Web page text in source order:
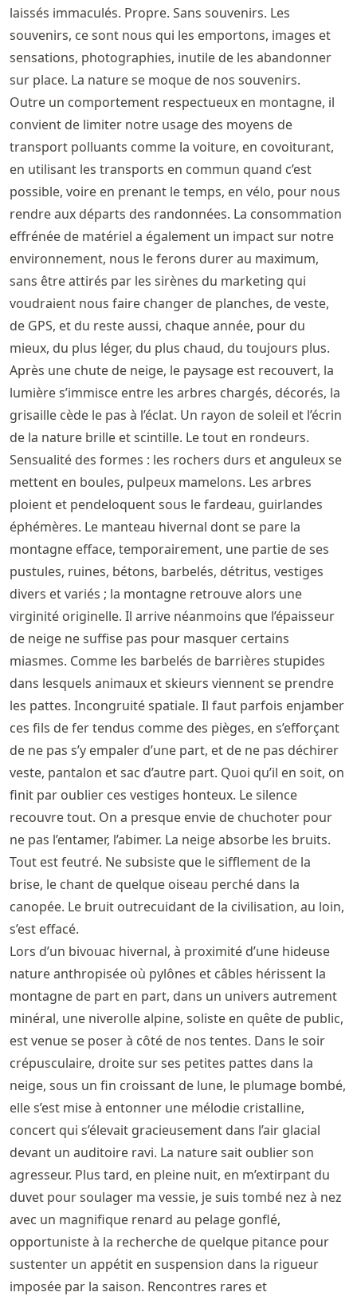
laissés immaculés. Propre. Sans souvenirs. Les
souvenirs, ce sont nous qui les emportons, images et
sensations, photographies, inutile de les abandonner
sur place. La nature se moque de nos souvenirs.
Outre un comportement respectueux en montagne, il
convient de limiter notre usage des moyens de
transport polluants comme la voiture, en covoiturant,
en utilisant les transports en commun quand c’est
possible, voire en prenant le temps, en vélo, pour nous
rendre aux départs des randonnées. La consommation
effrénée de matériel a également un impact sur notre
environnement, nous le ferons durer au maximum,
sans être attirés par les sirènes du marketing qui
voudraient nous faire changer de planches, de veste,
de GPS, et du reste aussi, chaque année, pour du
mieux, du plus léger, du plus chaud, du toujours plus.
Après une chute de neige, le paysage est recouvert, la
lumière s’immisce entre les arbres chargés, décorés, la
grisaille cède le pas à l’éclat. Un rayon de soleil et l’écrin
de la nature brille et scintille. Le tout en rondeurs.
Sensualité des formes : les rochers durs et anguleux se
mettent en boules, pulpeux mamelons. Les arbres
ploient et pendeloquent sous le fardeau, guirlandes
éphémères. Le manteau hivernal dont se pare la
montagne efface, temporairement, une partie de ses
pustules, ruines, bétons, barbelés, détritus, vestiges
divers et variés ; la montagne retrouve alors une
virginité originelle. Il arrive néanmoins que l’épaisseur
de neige ne suffise pas pour masquer certains
miasmes. Comme les barbelés de barrières stupides
dans lesquels animaux et skieurs viennent se prendre
les pattes. Incongruité spatiale. Il faut parfois enjamber
ces fils de fer tendus comme des pièges, en s’efforçant
de ne pas s’y empaler d’une part, et de ne pas déchirer
veste, pantalon et sac d’autre part. Quoi qu’il en soit, on
finit par oublier ces vestiges honteux. Le silence
recouvre tout. On a presque envie de chuchoter pour
ne pas l’entamer, l’abimer. La neige absorbe les bruits.
Tout est feutré. Ne subsiste que le sifflement de la
brise, le chant de quelque oiseau perché dans la
canopée. Le bruit outrecuidant de la civilisation, au loin,
s’est effacé.
Lors d’un bivouac hivernal, à proximité d’une hideuse
nature anthropisée où pylônes et câbles hérissent la
montagne de part en part, dans un univers autrement
minéral, une niverolle alpine, soliste en quête de public,
est venue se poser à côté de nos tentes. Dans le soir
crépusculaire, droite sur ses petites pattes dans la
neige, sous un fin croissant de lune, le plumage bombé,
elle s’est mise à entonner une mélodie cristalline,
concert qui s’élevait gracieusement dans l’air glacial
devant un auditoire ravi. La nature sait oublier son
agresseur. Plus tard, en pleine nuit, en m’extirpant du
duvet pour soulager ma vessie, je suis tombé nez à nez
avec un magnifique renard au pelage gonflé,
opportuniste à la recherche de quelque pitance pour
sustenter un appétit en suspension dans la rigueur
imposée par la saison. Rencontres rares et